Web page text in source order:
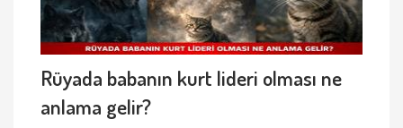
Rüyada babanın kurt lideri olması ne
anlama gelir?